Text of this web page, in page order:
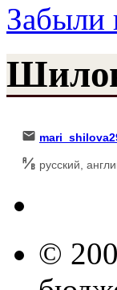
Забыли
русский,
©